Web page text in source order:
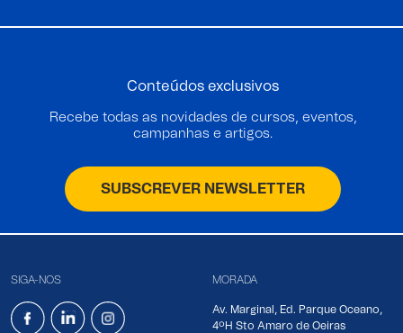
Conteúdos exclusivos
Recebe todas as novidades de cursos, eventos,
campanhas e artigos.
SUBSCREVER NEWSLETTER
SIGA-NOS MORADA
Av. Marginal, Ed. Parque Oceano,
4ºH Sto Amaro de Oeiras